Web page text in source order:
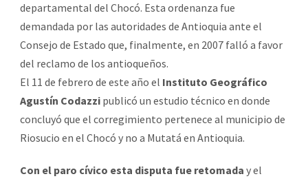
departamental del Chocó. Esta ordenanza fue
demandada por las autoridades de Antioquia ante el
Consejo de Estado que, finalmente, en 2007 falló a favor
del reclamo de los antioqueños.
El 11 de febrero de este año el Instituto Geográfico
Agustín Codazzi publicó un estudio técnico en donde
concluyó que el corregimiento pertenece al municipio de
Riosucio en el Chocó y no a Mutatá en Antioquia.
Con el paro cívico esta disputa fue retomada y el